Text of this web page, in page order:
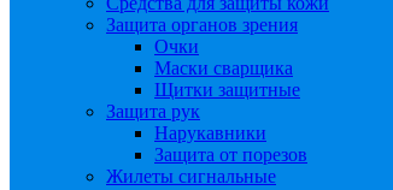
Защита органов зрения
Очки
Маски сварщика
Щитки защитные
Защита рук
Нарукавники
Защита от порезов
Жилеты сигнальные